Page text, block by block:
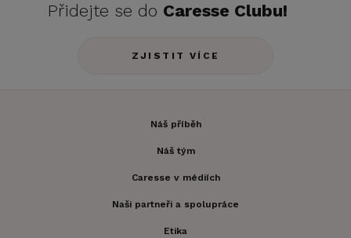
Přidejte se do Caresse Clubu!
ZJISTIT VÍCE
Náš příběh
Náš tým
Caresse v médiích
Naši partneři a spolupráce
Etika